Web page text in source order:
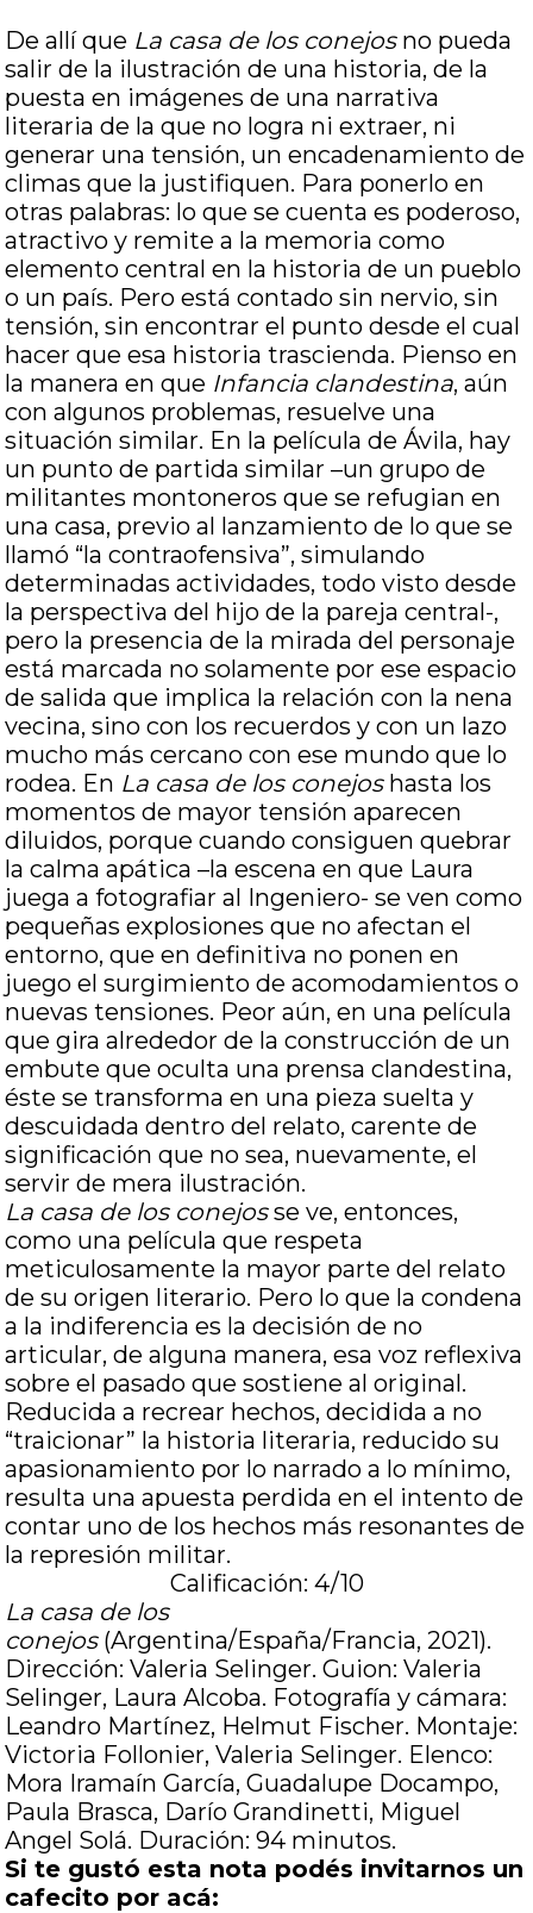
De allí que La casa de los conejosno pueda
salir de la ilustración de una historia, de la
puesta en imágenes de una narrativa
literaria de la que no logra ni extraer, ni
generar una tensión, un encadenamiento de
climas que la justifiquen. Para ponerlo en
otras palabras: lo que se cuenta es poderoso,
atractivo y remite a la memoria como
elemento central en la historia de un pueblo
o un país. Pero está contado sin nervio, sin
tensión, sin encontrar el punto desde el cual
hacer que esa historia trascienda. Pienso en
la manera en que Infancia clandestina, aún
con algunos problemas, resuelve una
situación similar. En la película de Ávila, hay
un punto de partida similar –un grupo de
militantes montoneros que se refugian en
una casa, previo al lanzamiento de lo que se
llamó “la contraofensiva”, simulando
determinadas actividades, todo visto desde
la perspectiva del hijo de la pareja central-,
pero la presencia de la mirada del personaje
está marcada no solamente por ese espacio
de salida que implica la relación con la nena
vecina, sino con los recuerdos y con un lazo
mucho más cercano con ese mundo que lo
rodea. En La casa de los conejoshasta los
momentos de mayor tensión aparecen
diluidos, porque cuando consiguen quebrar
la calma apática –la escena en que Laura
juega a fotografiar al Ingeniero- se ven como
pequeñas explosiones que no afectan el
entorno, que en definitiva no ponen en
juego el surgimiento de acomodamientos o
nuevas tensiones. Peor aún, en una película
que gira alrededor de la construcción de un
embute que oculta una prensa clandestina,
éste se transforma en una pieza suelta y
descuidada dentro del relato, carente de
significación que no sea, nuevamente, el
servir de mera ilustración.
La casa de los conejosse ve, entonces,
como una película que respeta
meticulosamente la mayor parte del relato
de su origen literario. Pero lo que la condena
a la indiferencia es la decisión de no
articular, de alguna manera, esa voz reflexiva
sobre el pasado que sostiene al original.
Reducida a recrear hechos, decidida a no
“traicionar” la historia literaria, reducido su
apasionamiento por lo narrado a lo mínimo,
resulta una apuesta perdida en el intento de
contar uno de los hechos más resonantes de
la represión militar.
Calificación: 4/10
La casa de los
conejos(Argentina/España/Francia, 2021).
Dirección: Valeria Selinger. Guion: Valeria
Selinger, Laura Alcoba. Fotografía y cámara:
Leandro Martínez, Helmut Fischer. Montaje:
Victoria Follonier, Valeria Selinger. Elenco:
Mora Iramaín García, Guadalupe Docampo,
Paula Brasca, Darío Grandinetti, Miguel
Angel Solá. Duración: 94 minutos.
Si te gustó esta nota podés invitarnos un
cafecito por acá: